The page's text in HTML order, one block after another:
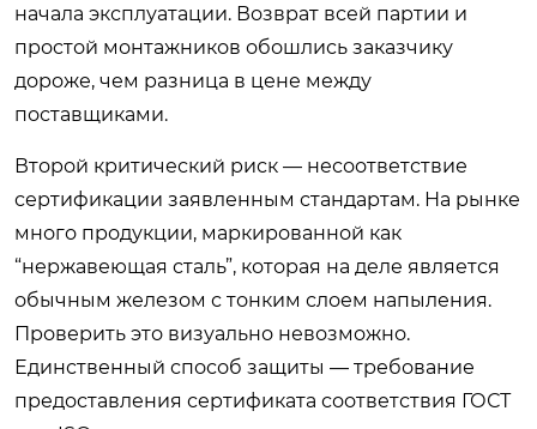
начала эксплуатации. Возврат всей партии и
простой монтажников обошлись заказчику
дороже, чем разница в цене между
поставщиками.
Второй критический риск — несоответствие
сертификации заявленным стандартам. На рынке
много продукции, маркированной как
“нержавеющая сталь”, которая на деле является
обычным железом с тонким слоем напыления.
Проверить это визуально невозможно.
Единственный способ защиты — требование
предоставления сертификата соответствия ГОСТ